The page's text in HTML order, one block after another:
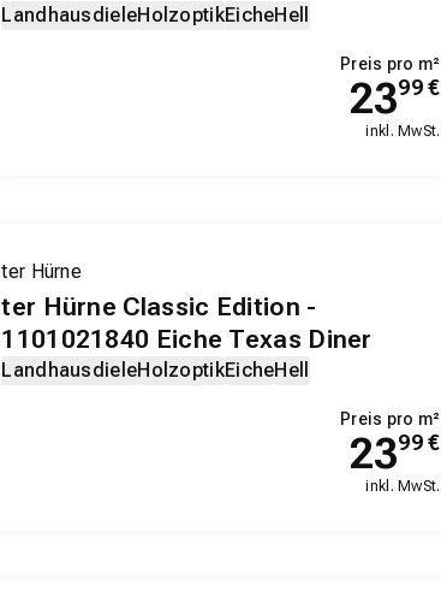
LandhausdieleHolzoptikEicheHell
Preis pro m²
2399€
inkl. MwSt.
ter Hürne
ter Hürne Classic Edition -
1101021840 Eiche Texas Diner
LandhausdieleHolzoptikEicheHell
Preis pro m²
2399€
inkl. MwSt.